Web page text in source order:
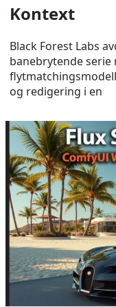
Kontext
Black Forest Labs
banebrytende serie
og redigering i en